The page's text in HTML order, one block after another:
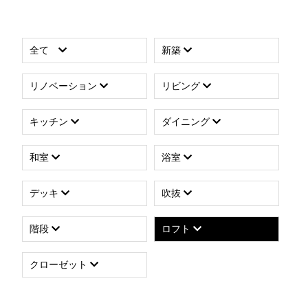
全て 新築
リノベーション リビング
キッチン ダイニング
和室 浴室
デッキ 吹抜
階段 ロフト
クローゼット